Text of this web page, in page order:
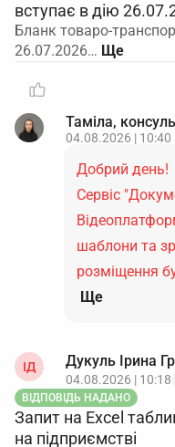
вступає в дію
Бланк товаро-
26.07.2026…
Таміла,
04.08.2026 | 10:40
Добрий день!
Сервіс
шаблони та
розміщення
Ще
ІД Дукуль Ірина
04.08.2026 | 10:18
ВІДПОВІДЬ НАДАНО
Запит на Excel
на підприємстві